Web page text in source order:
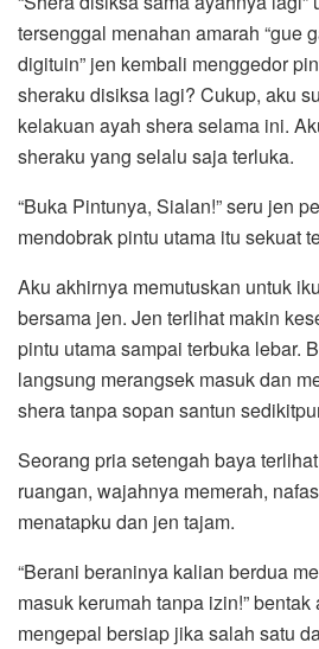
tersenggal menahan amarah “gue
digituin” jen kembali menggedor
sheraku disiksa lagi? Cukup, aku
kelakuan ayah shera selama ini.
sheraku yang selalu saja terluka.
“Buka Pintunya, Sialan!” seru jen
mendobrak pintu utama itu sekuat
Aku akhirnya memutuskan untuk
bersama jen. Jen terlihat makin
pintu utama sampai terbuka lebar.
langsung merangsek masuk dan
shera tanpa sopan santun
Seorang pria setengah baya
ruangan, wajahnya memerah,
menatapku dan jen tajam.
“Berani beraninya kalian berdua
masuk kerumah tanpa izin!”
mengepal bersiap jika salah satu